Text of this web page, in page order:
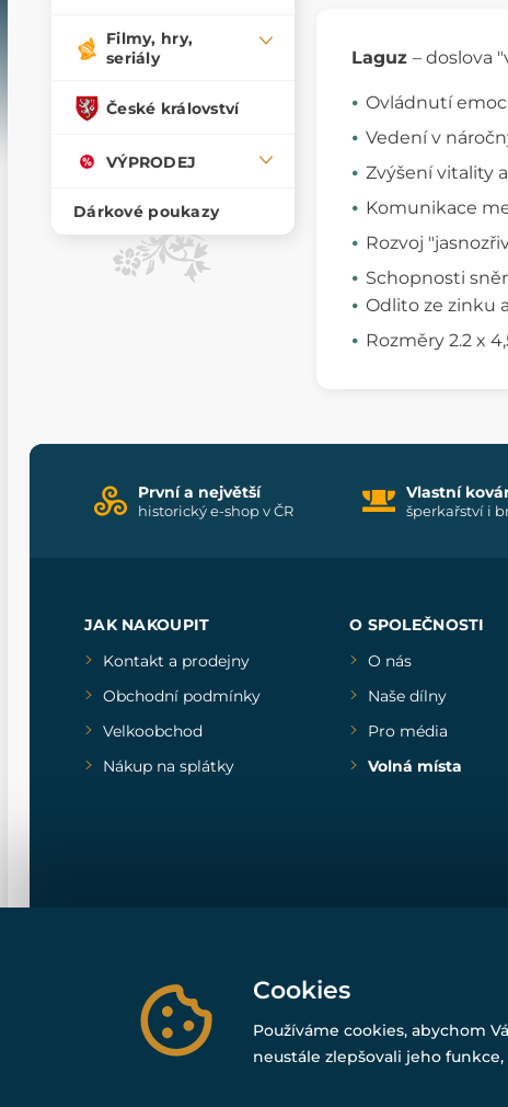
Filmy, hry,
seriály
České království
VÝPRODEJ
Dárkové poukazy
Laguz – doslova
Ovládnutí
Vedení v
Zvýšení vitality
Komunikace
Rozvoj
Schopnosti
Odlito ze zinku
Rozměry 2.2 x
První a největší
historický e-shop v ČR
Vlastní
šperkařství i
JAK NAKOUPIT
Kontakt a prodejny
Obchodní podmínky
Velkoobchod
Nákup na splátky
O SPOLEČNOSTI
O nás
Naše dílny
Pro média
Volná místa
Cookies
Používáme cookies, abychom
neustále zlepšovali jeho